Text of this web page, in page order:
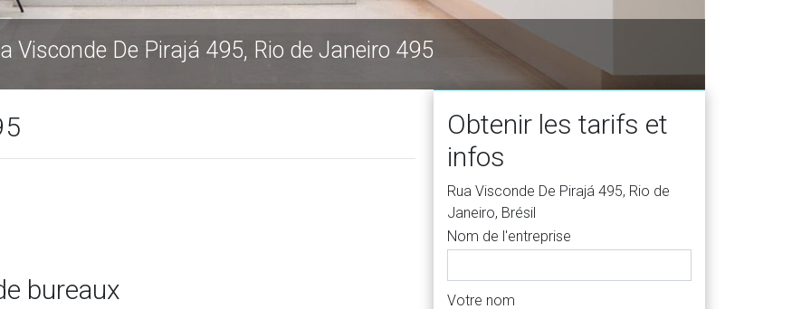
Rua Visconde De Pirajá 495, Rio de Janeiro 495
bureaux
Obtenir les tarifs et
infos
Rua Visconde De Pirajá 495, Rio de
Janeiro, Brésil
Nom de l'entreprise
Votre nom